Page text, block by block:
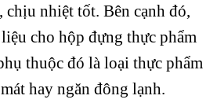
chịu nhiệt tốt. Bên cạnh đó,
cho hộp đựng thực phẩm
thuộc đó là loại thực phẩm
hay ngăn đông lạnh.